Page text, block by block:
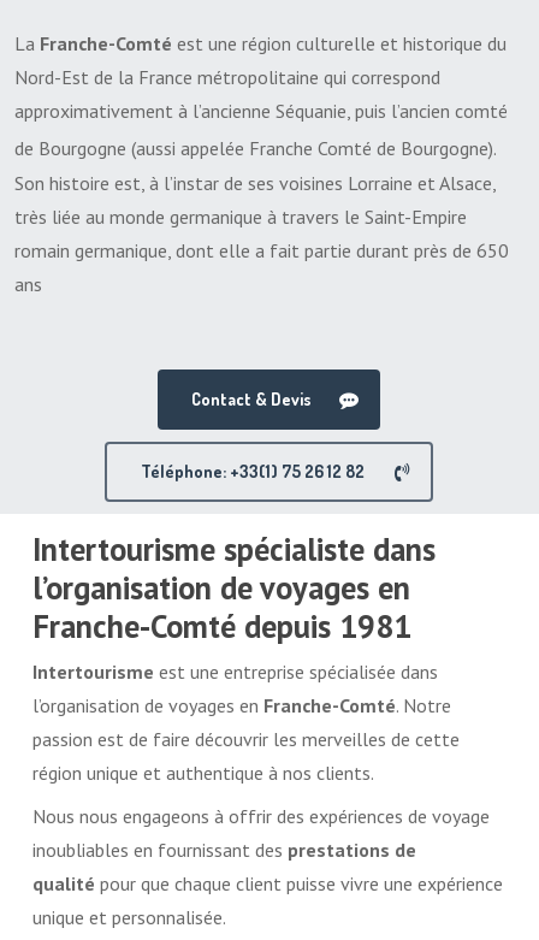
La Franche-Comté est une région culturelle et historique du
Nord-Est de la France métropolitaine qui correspond
approximativement à l’ancienne Séquanie, puis l’ancien comté
de Bourgogne (aussi appelée Franche Comté de Bourgogne).
Son histoire est, à l’instar de ses voisines Lorraine et Alsace,
très liée au monde germanique à travers le Saint-Empire
romain germanique, dont elle a fait partie durant près de650
ans
Contact & Devis
Téléphone: +33(1) 75 26 12 82
Intertourisme spécialiste dans
l’organisation de voyages en
Franche-Comté depuis 1981
Intertourisme est une entreprise spécialisée dans
l’organisation de voyages en Franche-Comté. Notre
passion est de faire découvrir les merveilles de cette
région unique et authentique à nos clients.
Nous nous engageons à offrir des expériences de voyage
inoubliables en fournissant des prestations de
qualité pour que chaque client puisse vivre une expérience
unique et personnalisée.